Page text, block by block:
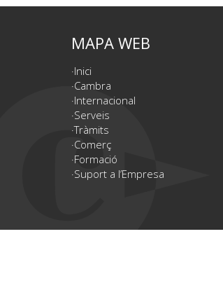
MAPA WEB
Inici
Cambra
Internacional
Serveis
Tràmits
Comerç
Formació
Suport a l’Empresa